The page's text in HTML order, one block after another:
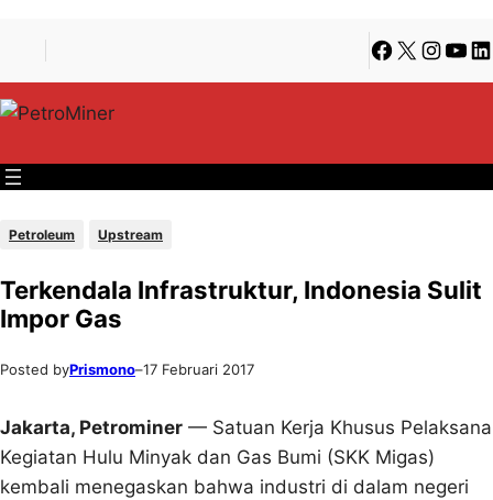
Facebook
X
Petroleum Upstream
Terkendala Infrastruktur, Indonesia Sulit
Impor Gas
Posted byPrismono–17 Februari 2017
Jakarta, Petrominer — Satuan Kerja Khusus Pelaksana
Kegiatan Hulu Minyak dan Gas Bumi (SKK Migas)
kembali menegaskan bahwa industri di dalam negeri